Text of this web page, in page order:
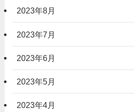
2023年8月
2023年7月
2023年6月
2023年5月
2023年4月